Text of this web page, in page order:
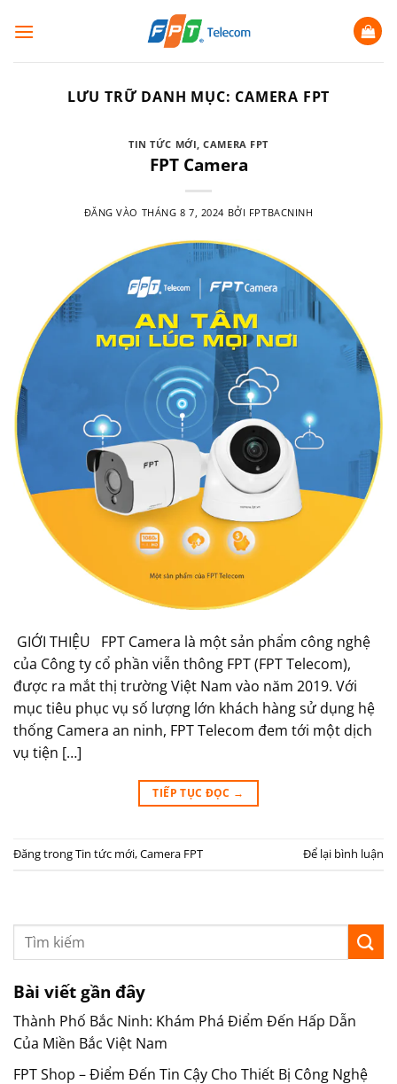
qua
LƯU TRỮ DANH MỤC: CAMERA FPT
TIN TỨC MỚI,CAMERA FPT
FPT Camera
ĐĂNG VÀO THÁNG 8 7, 2024 BỞI FPTBACNINH
GIỚI THIỆU FPT Camera là một sản phẩm công nghệ
của Công ty cổ phần viễn thông FPT (FPT Telecom),
được ra mắt thị trường Việt Nam vào năm 2019. Với
mục tiêu phục vụ số lượng lớn khách hàng sử dụng hệ
thống Camera an ninh, FPT Telecom đem tới một dịch
vụ tiện […]
TIẾP TỤC ĐỌC →
Đăng trongTin tức mới,Camera FPT Để lại bình luận
Bài viết gần đây
Thành Phố Bắc Ninh: Khám Phá Điểm Đến Hấp Dẫn
Của Miền Bắc Việt Nam
FPT Shop – Điểm Đến Tin Cậy Cho Thiết Bị Công Nghệ